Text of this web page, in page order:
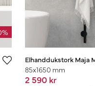
Elhanddukstork Maja
85x1650 mm
2 590 kr